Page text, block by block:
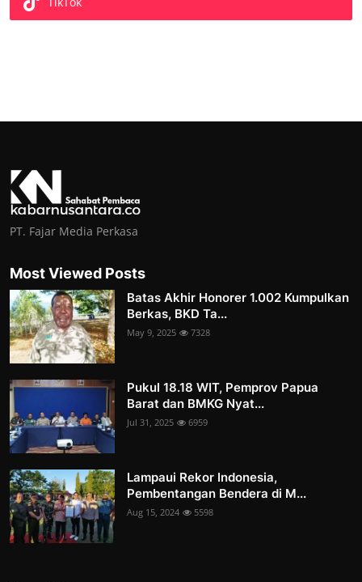
PT. Fajar Media Perkasa
Most Viewed Posts
Batas Akhir Honorer 1.002 Kumpulkan
Berkas, BKD Ta...
May 9, 2025 7328
Pukul 18.18 WIT, Pemprov Papua
Barat dan BMKG Nyat...
Jul 31, 2025 6959
Lampaui Rekor Indonesia,
Pembentangan Bendera di M...
Aug 15, 2024 5598